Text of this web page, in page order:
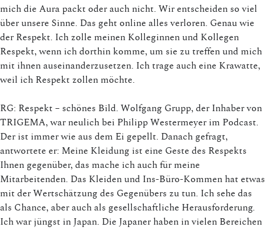
mich die Aura packt oder auch nicht. Wir entscheiden so viel
über unsere Sinne. Das geht online alles verloren. Genau wie
der Respekt. Ich zolle meinen Kolleginnen und Kollegen
Respekt, wenn ich dorthin komme, um sie zu treffen und mich
mit ihnen auseinanderzusetzen. Ich trage auch eine Krawatte,
weil ich Respekt zollen möchte.
RG: Respekt – schönes Bild. Wolfgang Grupp, der Inhaber von
TRIGEMA, war neulich bei Philipp Westermeyer im Podcast.
Der ist immer wie aus dem Ei gepellt. Danach gefragt,
antwortete er: Meine Kleidung ist eine Geste des Respekts
Ihnen gegenüber, das mache ich auch für meine
Mitarbeitenden. Das Kleiden und Ins-Büro-Kommen hat etwas
mit der Wertschätzung des Gegenübers zu tun. Ich sehe das
als Chance, aber auch als gesellschaftliche Herausforderung.
Ich war jüngst in Japan. Die Japaner haben in vielen Bereichen